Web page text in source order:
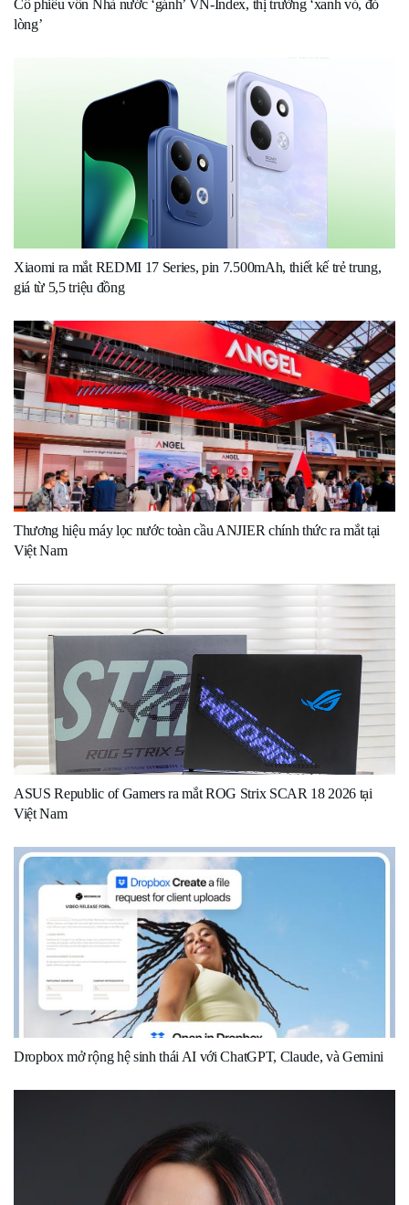
Cổ phiếu vốn Nhà nước ‘gánh’ VN-Index, thị trường ‘xanh vỏ, đỏ
lòng’
Xiaomi ra mắt REDMI 17 Series, pin 7.500mAh, thiết kế trẻ trung,
giá từ 5,5 triệu đồng
Thương hiệu máy lọc nước toàn cầu ANJIER chính thức ra mắt tại
Việt Nam
ASUS Republic of Gamers ra mắt ROG Strix SCAR 18 2026 tại
Việt Nam
Dropbox mở rộng hệ sinh thái AI với ChatGPT, Claude, và Gemini